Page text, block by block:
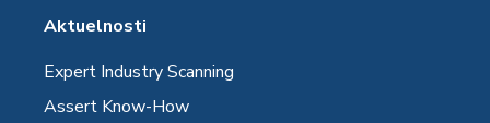
Aktuelnosti
Expert Industry Scanning
Assert Know-How